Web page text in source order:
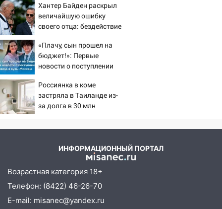
следствия Российской Федерации
19:30
Ульяновцев приглашают
поддержать «Симбирскую чебурашку»
на фестивале «ФормАРТ»
18:11
Ульяновская область стала
пилотным регионом проекта
«Культурное долголетие»
17:23
Прогноз погоды в Ульяновской
области на 8 августа
областной больницы поступили шесть
новых аппаратов ИВЛ
16:51 В Чердаклинском районе
ремонтируют дороги, ставят остановки
и проводят новое освещение
Хантер Байден раскрыл
величайшую ошибку
своего отца: бездействие
«Плачу, сын прошел на
бюджет!»: Первые
новости о поступлении
Москвы
Россиянка в коме
застряла в Таиланде из-
за долга в 30 млн
ИНФОРМАЦИОННЫЙ ПОРТАЛ
Возрастная категория 18+
Телефон: (8422) 46-26-70
E-mail: misanec@yandex.ru